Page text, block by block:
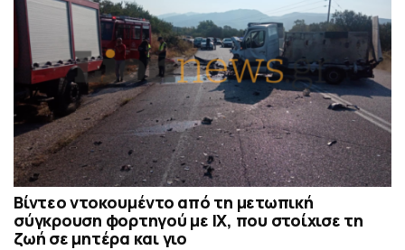
Βίντεο ντοκουμέντο από τη μετωπική
σύγκρουση φορτηγού με IX, που στοίχισε τη
ζωή σε μητέρα και γιο